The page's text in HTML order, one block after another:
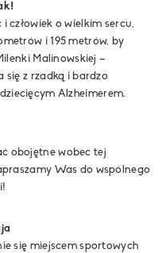
człowiek o wielkim sercu,
i 195 metrów, by
Malinowskiej –
się z rzadką i bardzo
Alzheimerem.
obojętne wobec tej
Was do wspólnego
się miejscem sportowych